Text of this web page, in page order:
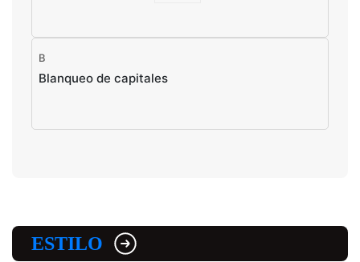
B
Blanqueo de capitales
ESTILO